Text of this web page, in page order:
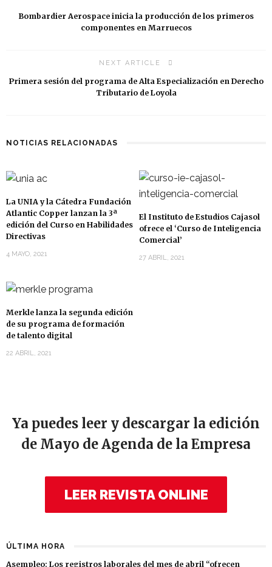
Bombardier Aerospace inicia la producción de los primeros
componentes en Marruecos
NEXT ARTICLE
Primera sesión del programa de Alta Especialización en Derecho
Tributario de Loyola
NOTICIAS RELACIONADAS
La UNIA y la Cátedra Fundación
Atlantic Copper lanzan la 3ª
edición del Curso en Habilidades
Directivas
4 MAYO, 2021
El Instituto de Estudios Cajasol
ofrece el ‘Curso de Inteligencia
Comercial’
27 ABRIL, 2021
Merkle lanza la segunda edición
de su programa de formación
de talento digital
22 ABRIL, 2021
Ya puedes leer y descargar la edición
de Mayo de Agenda de la Empresa
LEER REVISTA ONLINE
ÚLTIMA HORA
Asempleo: Los registros laborales del mes de abril “ofrecen